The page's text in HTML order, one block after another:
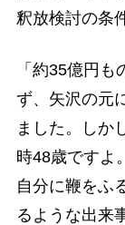
釈放検討の条
「約35億円
ず、矢沢の元
ました。しか
時48歳ですよ
自分に鞭をふ
るような出来